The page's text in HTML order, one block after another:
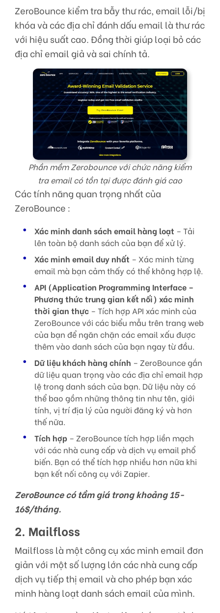
ZeroBounce kiểm tra bẫy thư rác, email lỗi/bị
khóa và các địa chỉ đánh dấu email là thư rác
với hiệu suất cao. Đồng thời giúp loại bỏ các
địa chỉ email giả và sai chính tả.
Phần mềm Zerobounce với chức năng kiểm
tra email có tồn tại được đánh giá cao
Các tính năng quan trọng nhất của
ZeroBounce :
Xác minh danh sách email hàng loạt – Tải
lên toàn bộ danh sách của bạn để xử lý.
Xác minh email duy nhất – Xác minh từng
email mà bạn cảm thấy có thể không hợp lệ.
API (Application Programming Interface –
Phương thức trung gian kết nối) xác minh
thời gian thực – Tích hợp API xác minh của
ZeroBounce với các biểu mẫu trên trang web
của bạn để ngăn chặn các email xấu được
thêm vào danh sách của bạn ngay từ đầu.
Dữ liệu khách hàng chính – ZeroBounce gắn
dữ liệu quan trọng vào các địa chỉ email hợp
lệ trong danh sách của bạn. Dữ liệu này có
thể bao gồm những thông tin như tên, giới
tính, vị trí địa lý của người đăng ký và hơn
thế nữa.
Tích hợp – ZeroBounce tích hợp liền mạch
với các nhà cung cấp và dịch vụ email phổ
biến. Bạn có thể tích hợp nhiều hơn nữa khi
bạn kết nối công cụ với Zapier.
ZeroBounce có tầm giá trong khoảng 15-
16$/tháng.
2. Mailfloss
Mailfloss là một công cụ xác minh email đơn
giản với một số lượng lớn các nhà cung cấp
dịch vụ tiếp thị email và cho phép bạn xác
minh hàng loạt danh sách email của mình.